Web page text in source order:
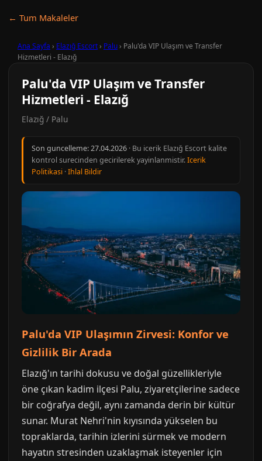
← Tum Makaleler
Ana Sayfa › Elazığ Escort› Palu› Palu'da VIP Ulaşım ve Transfer
Hizmetleri - Elazığ
Palu'da VIP Ulaşım ve Transfer
Hizmetleri - Elazığ
Elazığ / Palu
Son guncelleme:27.04.2026 · Bu icerik Elazığ Escort kalite
kontrol surecinden gecirilerek yayinlanmistir.Icerik
Politikasi ·Ihlal Bildir
Palu'da VIP Ulaşımın Zirvesi: Konfor ve
Gizlilik Bir Arada
Elazığ'ın tarihi dokusu ve doğal güzellikleriyle
öne çıkan kadim ilçesi Palu, ziyaretçilerine sadece
bir coğrafya değil, aynı zamanda derin bir kültür
sunar. Murat Nehri'nin kıyısında yükselen bu
topraklarda, tarihin izlerini sürmek ve modern
hayatın stresinden uzaklaşmak isteyenler için